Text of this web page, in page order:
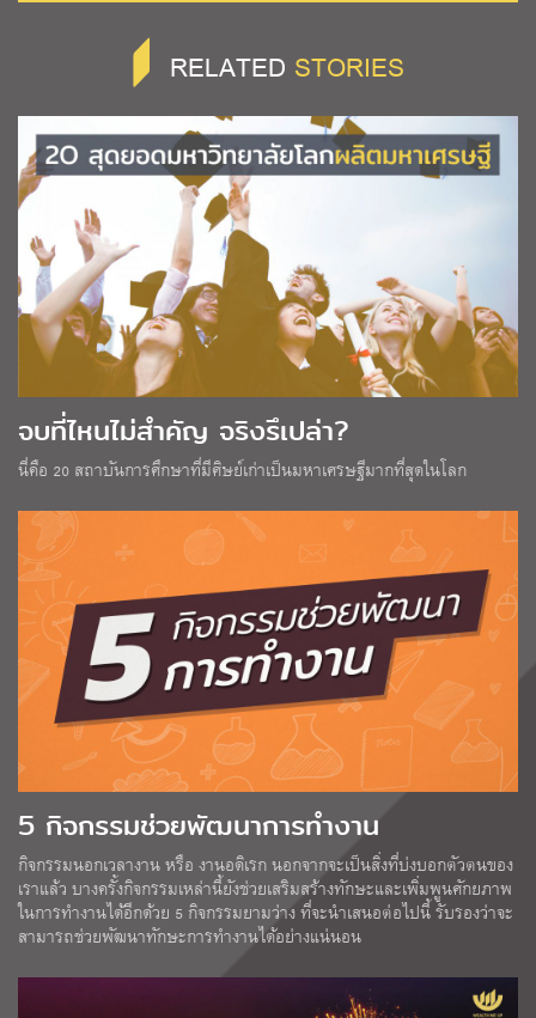
RELATED STORIES
จบที่ไหนไม่สำคัญ จริงรึเปล่า?
นี่คือ 20 สถาบันการศึกษาที่มีศิษย์เก่าเป็นมหาเศรษฐีมากที่สุดในโลก
5 กิจกรรมช่วยพัฒนาการทำงาน
กิจกรรมนอกเวลางาน หรือ งานอดิเรก นอกจากจะเป็นสิ่งที่บ่งบอกตัวตนของ
เราแล้ว บางครั้งกิจกรรมเหล่านี้ยังช่วยเสริมสร้างทักษะและเพิ่มพูนศักยภาพ
ในการทำงานได้อีกด้วย 5 กิจกรรมยามว่าง ที่จะนำเสนอต่อไปนี้ รับรองว่าจะ
สามารถช่วยพัฒนาทักษะการทำงานได้อย่างแน่นอน